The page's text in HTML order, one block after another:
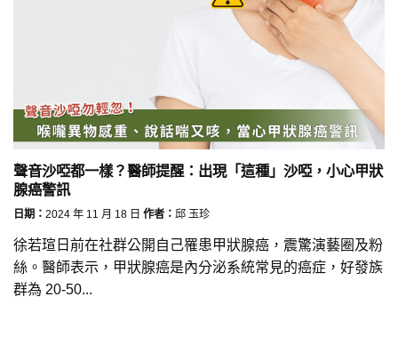
聲音沙啞都一樣？醫師提醒：出現「這種」沙啞，小心甲狀
腺癌警訊
日期： 2024 年 11 月 18 日 作者： 邱 玉珍
徐若瑄日前在社群公開自己罹患甲狀腺癌，震驚演藝圈及粉
絲。醫師表示，甲狀腺癌是內分泌系統常見的癌症，好發族
群為 20-50...